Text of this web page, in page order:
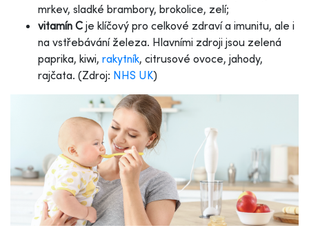
mrkev, sladké brambory, brokolice, zelí;
vitamín C je klíčový pro celkové zdraví a imunitu, ale i
na vstřebávání železa. Hlavními zdroji jsou zelená
paprika, kiwi, rakytník, citrusové ovoce, jahody,
rajčata. (Zdroj: NHS UK)